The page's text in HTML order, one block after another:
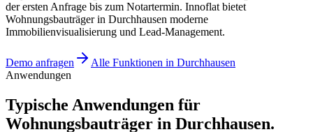
der ersten Anfrage bis zum Notartermin. Innoflat bietet
Wohnungsbauträger in Durchhausen moderne
Immobilienvisualisierung und Lead-Management.
Demo anfragen
Alle Funktionen in Durchhausen
Anwendungen
Typische Anwendungen für
Wohnungsbauträger in Durchhausen.